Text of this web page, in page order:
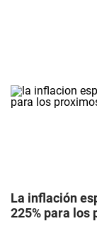
La inflación
225% para los